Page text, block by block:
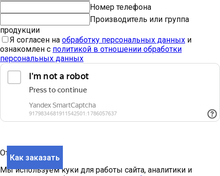
Как заказать
Номер телефона
Производитель или группа
продукции
Я согласен на обработку персональных данных и
ознакомлен с политикой в отношении обработки
персональных данных
Отправить
Мы используем куки для работы сайта, аналитики и